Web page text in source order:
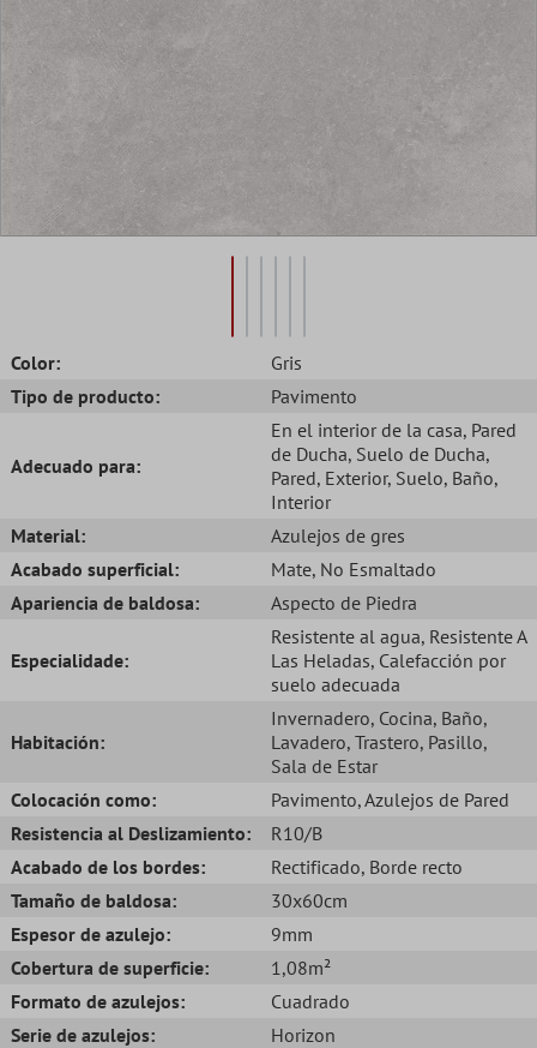
Color:
Gris
Tipo de producto:
Pavimento
Adecuado para:
En el interior de la casa, Pared
de Ducha, Suelo de Ducha,
Pared, Exterior, Suelo, Baño,
Interior
Material:
Azulejos de gres
Acabado superficial:
Mate, No Esmaltado
Apariencia de baldosa:
Aspecto de Piedra
Especialidade:
Resistente al agua, Resistente A
Las Heladas, Calefacción por
suelo adecuada
Habitación:
Invernadero, Cocina, Baño,
Lavadero, Trastero, Pasillo,
Sala de Estar
Colocación como:
Pavimento, Azulejos de Pared
Resistencia al Deslizamiento:
R10/B
Acabado de los bordes:
Rectificado, Borde recto
Tamaño de baldosa:
30x60cm
Espesor de azulejo:
9mm
Cobertura de superficie:
1,08m²
Formato de azulejos:
Cuadrado
Serie de azulejos:
Horizon